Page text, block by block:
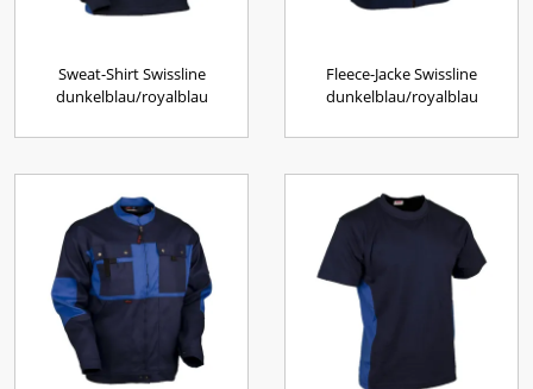
Sweat-Shirt Swissline
dunkelblau/royalblau
Fleece-Jacke Swissline
dunkelblau/royalblau